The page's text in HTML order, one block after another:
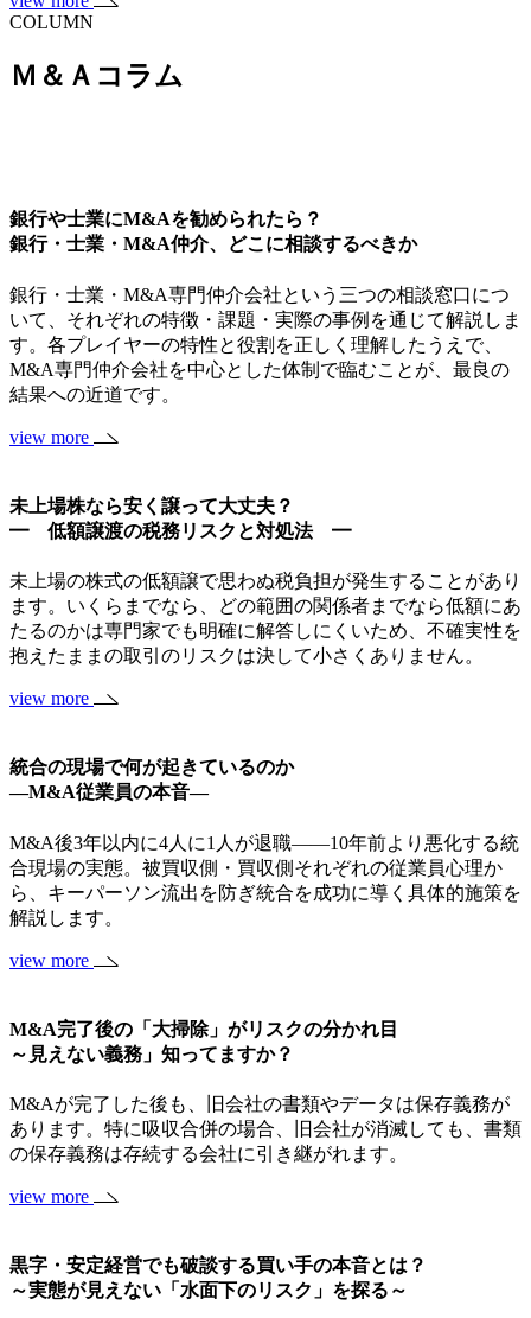
COLUMN
Ｍ＆Ａコラム
銀行や士業にM&Aを勧められたら？
銀行・士業・M&A仲介、どこに相談するべきか
銀行・士業・M&A専門仲介会社という三つの相談窓口につ
いて、それぞれの特徴・課題・実際の事例を通じて解説しま
す。各プレイヤーの特性と役割を正しく理解したうえで、
M&A専門仲介会社を中心とした体制で臨むことが、最良の
結果への近道です。
view more
未上場株なら安く譲って大丈夫？
━ 低額譲渡の税務リスクと対処法 ━
未上場の株式の低額譲で思わぬ税負担が発生することがあり
ます。いくらまでなら、どの範囲の関係者までなら低額にあ
たるのかは専門家でも明確に解答しにくいため、不確実性を
抱えたままの取引のリスクは決して小さくありません。
view more
統合の現場で何が起きているのか
―M&A従業員の本音―
M&A後3年以内に4人に1人が退職——10年前より悪化する統
合現場の実態。被買収側・買収側それぞれの従業員心理か
ら、キーパーソン流出を防ぎ統合を成功に導く具体的施策を
解説します。
view more
M&A完了後の「大掃除」がリスクの分かれ目
～見えない義務」知ってますか？
M&Aが完了した後も、旧会社の書類やデータは保存義務が
あります。特に吸収合併の場合、旧会社が消滅しても、書類
の保存義務は存続する会社に引き継がれます。
view more
黒字・安定経営でも破談する買い手の本音とは？
～実態が見えない「水面下のリスク」を探る～